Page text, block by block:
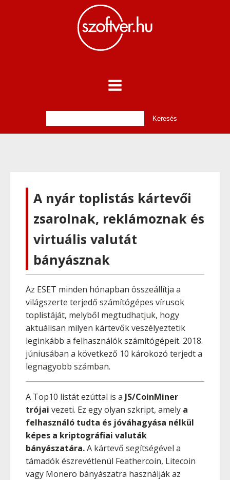
A nyár toplistás kártevői
zsarolnak, reklámoznak és
virtuális valutát
bányásznak
Az ESET minden hónapban összeállítja a
világszerte terjedő számítógépes vírusok
toplistáját, melyből megtudhatjuk, hogy
aktuálisan milyen kártevők veszélyeztetik
leginkább a felhasználók számítógépeit. 2018.
júniusában a következő 10 károkozó terjedt a
legnagyobb számban.
A Top10 listát ezúttal is a JS/CoinMiner
trójai vezeti. Ez egy olyan szkript, amely a
felhasználó tudta és jóváhagyása nélkül
képes a kriptográfiai valuták
bányászatára.A kártevő segítségével a
támadók észrevétlenül Feathercoin, Litecoin
vagy Monero bányászatra használják az